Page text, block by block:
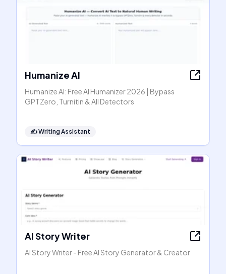
Humanize AI
Humanize AI: Free AI Humanizer 2026 | Bypass
GPTZero, Turnitin & All Detectors
✍️Writing Assistant
AI Story Writer
AI Story Writer - Free AI Story Generator & Creator